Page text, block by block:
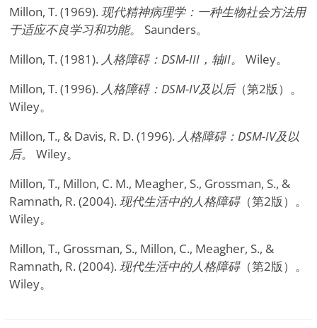
Millon, T. (1969). 现代精神病理学：一种生物社会方法用
于适应不良学习和功能。
Saunders。
Millon, T. (1981). 人格障碍：DSM-III，轴II。
Wiley。
Millon, T. (1996). 人格障碍：DSM-IV及以后（第2版）。
Wiley。
Millon, T., & Davis, R. D. (1996). 人格障碍：DSM-IV及以
后。
Wiley。
Millon, T., Millon, C. M., Meagher, S., Grossman, S., &
Ramnath, R. (2004). 现代生活中的人格障碍（第2版）。
Wiley。
Millon, T., Grossman, S., Millon, C., Meagher, S., &
Ramnath, R. (2004). 现代生活中的人格障碍（第2版）。
Wiley。